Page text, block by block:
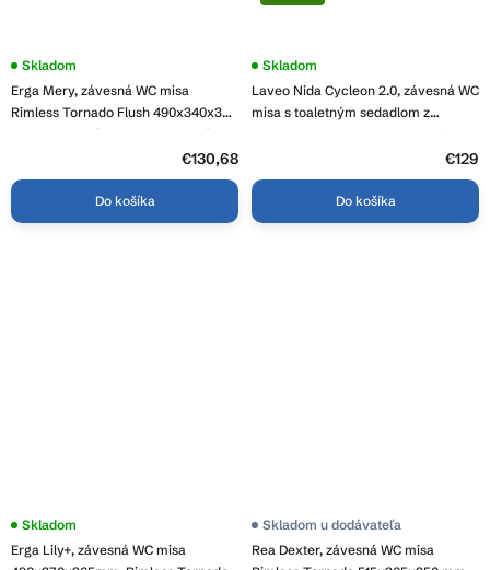
Erga Mery, závesná WC misa
Rimless Tornado Flush 490x340x350
mm + toaletné sedadlo s pomalým
zatváraním, biela, ERG-MERY-CE-
94-001
Priemerné
produktu
je
Skladom
€130,68
Do košíka
Laveo Nida Cycleon 2.0, závesná WC
misa s toaletným sedadlom z
Skladom
€129
Do košíka
Erga Lily+, závesná WC misa
Priemerné
produktu
Skladom
Rea Dexter, závesná WC misa
Skladom u dodávateľa